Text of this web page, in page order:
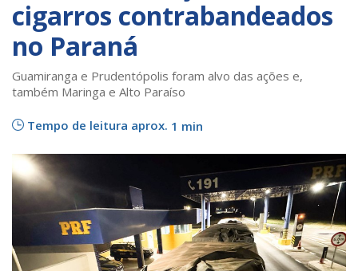
cigarros contrabandeados
no Paraná
Guamiranga e Prudentópolis foram alvo das ações e,
também Maringa e Alto Paraíso
Tempo de leitura aprox. 1 min